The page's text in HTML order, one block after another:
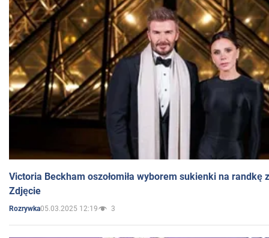
Victoria Beckham oszołomiła wyborem sukienki na randkę
Zdjęcie
Rozrywka05.03.2025 12:19 3